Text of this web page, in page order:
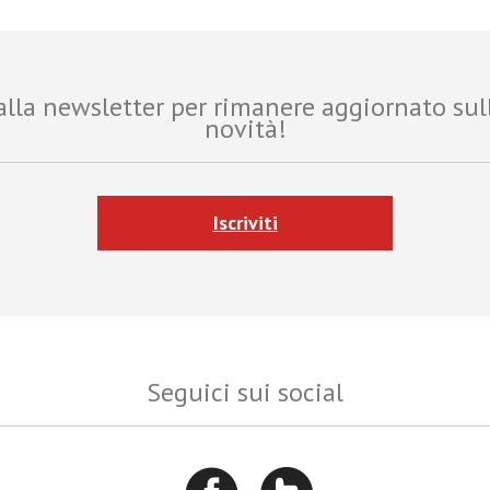
newsletter per rimanere aggiornato
novità!
Iscriviti
Seguici sui social